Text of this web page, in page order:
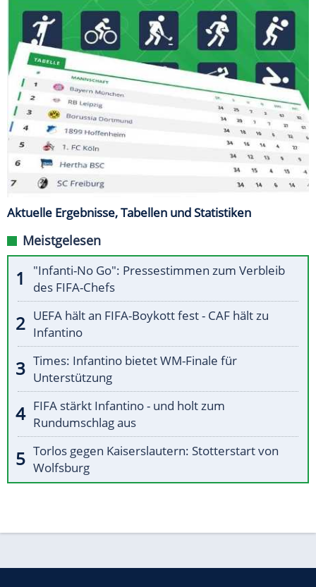
Aktuelle Ergebnisse, Tabellen und Statistiken
Meistgelesen
"Infanti-No Go": Pressestimmen zum Verbleib
des FIFA-Chefs
UEFA hält an FIFA-Boykott fest - CAF hält zu
Infantino
Times: Infantino bietet WM-Finale für
Unterstützung
FIFA stärkt Infantino - und holt zum
Rundumschlag aus
Torlos gegen Kaiserslautern: Stotterstart von
Wolfsburg